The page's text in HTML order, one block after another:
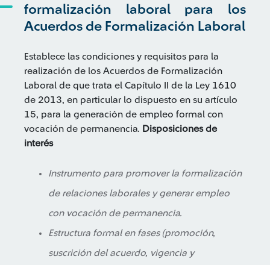
formalización laboral para los
Acuerdos de Formalización Laboral
Establece las condiciones y requisitos para la
realización de los Acuerdos de Formalización
Laboral de que trata el Capítulo II de la Ley 1610
de 2013, en particular lo dispuesto en su artículo
15, para la generación de empleo formal con
vocación de permanencia. Disposiciones de
interés
Instrumento para promover la formalización
de relaciones laborales y generar empleo
con vocación de permanencia.
Estructura formal en fases (promoción,
suscrición del acuerdo, vigencia y